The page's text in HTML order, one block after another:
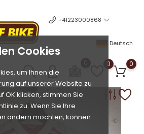
Cookies
um Ihnen die
auf unserer Website zu
OK klicken, stimmen Sie
zu. Wenn Sie Ihre
ändern möchten, können
+41223000868
Deutsch
0 0